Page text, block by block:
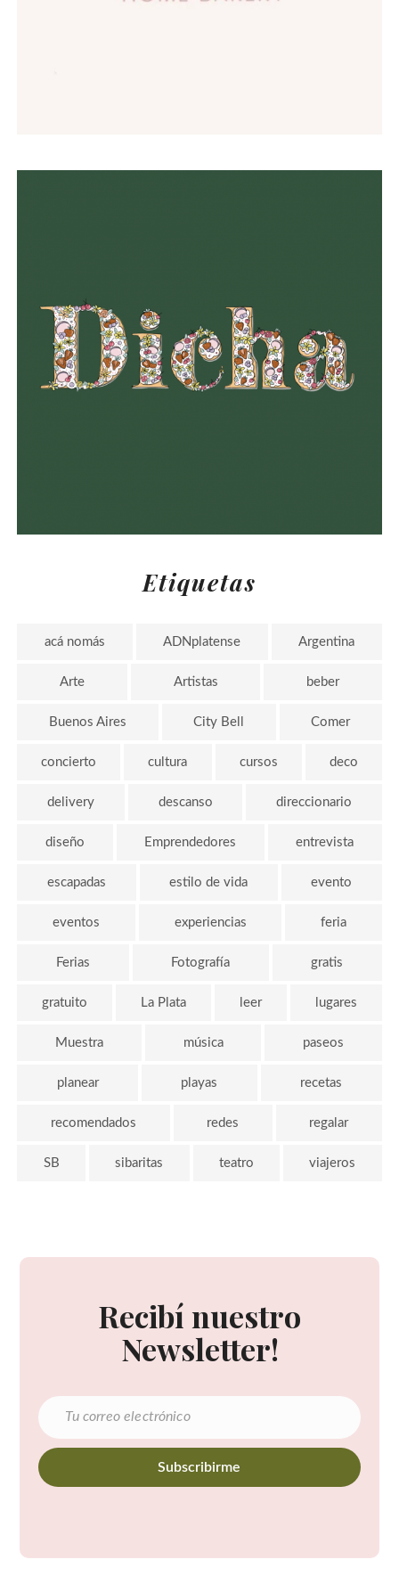
Etiquetas
acá nomás ADNplatense Argentina
Arte Artistas beber
Buenos Aires City Bell Comer
concierto cultura cursos deco
delivery descanso direccionario
diseño Emprendedores entrevista
escapadas estilo de vida evento
eventos experiencias feria
Ferias Fotografía gratis
gratuito La Plata leer lugares
Muestra música paseos
planear playas recetas
recomendados redes regalar
SB sibaritas teatro viajeros
Recibí nuestro
Newsletter!